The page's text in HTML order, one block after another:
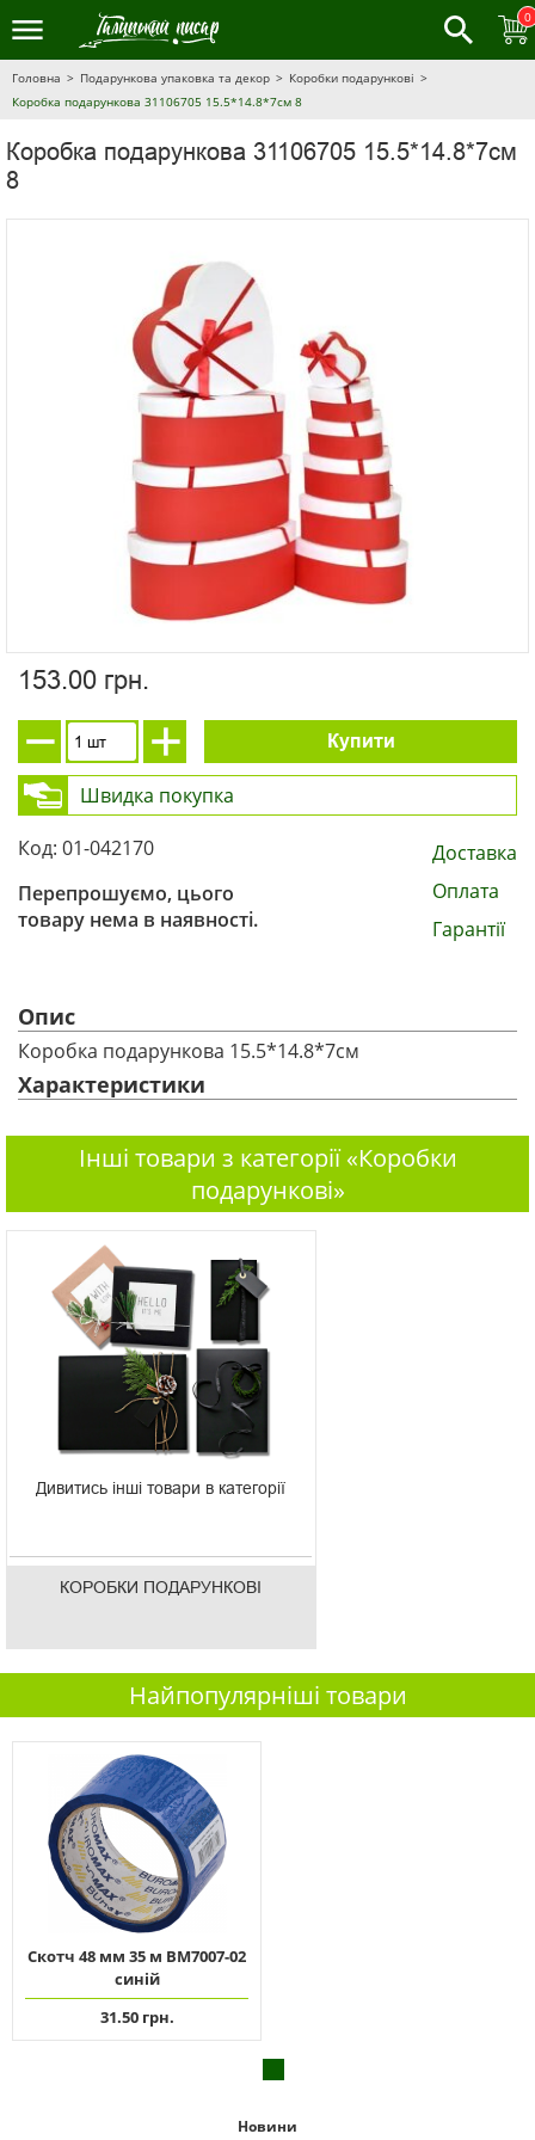
0
Головна Подарункова упаковка та декор
Коробки подарункові
Коробка подарункова 31106705 15.5*14.8*7см 8
Коробка подарункова 31106705 15.5*14.8*7см
8
153.00 грн.
Купити
Швидка покупка
Код: 01-042170
Перепрошуємо, цього
товару нема в наявності.
Доставка
Оплата
Гарантії
Опис
Коробка подарункова 15.5*14.8*7см
Характеристики
Інші товари з категорії «Коробки
подарункові»
Дивитись інші товари в категорії
КОРОБКИ ПОДАРУНКОВІ
Найпопулярніші товари
Скотч 48 мм 35 м ВМ7007-02
синій
31.50 грн.
Новини